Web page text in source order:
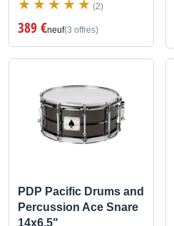
(2)
389 €neuf(3 offres)
PDP Pacific Drums and
Percussion Ace Snare
14x6.5"